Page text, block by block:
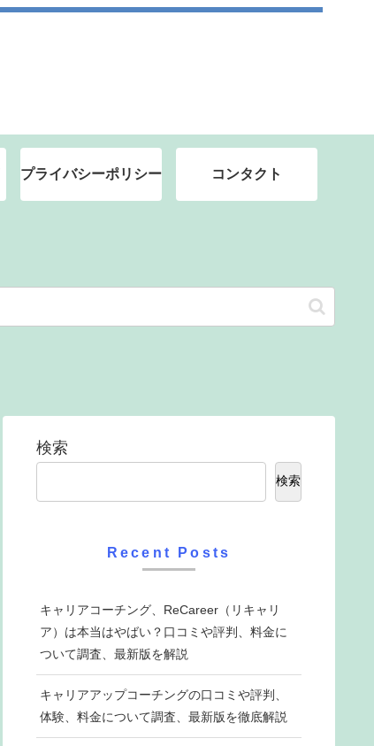
プライバシーポリシー コンタクト
検索
検索
Recent Posts
キャリアコーチング、ReCareer（リキャリ
ア）は本当はやばい？口コミや評判、料金に
ついて調査、最新版を解説
キャリアアップコーチングの口コミや評判、
体験、料金について調査、最新版を徹底解説